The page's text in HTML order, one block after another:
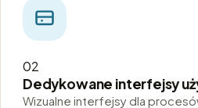
02
Dedykowane interfejsy
Wizualne interfejsy dla